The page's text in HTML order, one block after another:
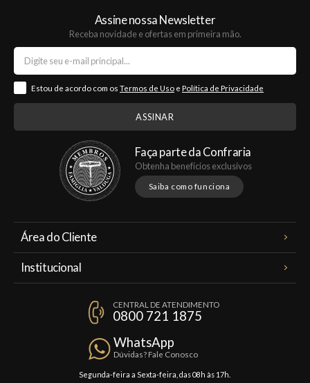
Assine nossa Newsletter
Receba novidade e ofertas em primeira mão.
Estou de acordo com os Termos de Uso e Política de Privacidade
Faça parte da Confraria
Obtenha benefícios exclusivos
Saiba como funciona
Área do Cliente
Institucional
Política de Privacidade
Trocas e Devoluções
Formas de Pagamento
CENTRAL DE ATENDIMENTO
0800 721 1875
WhatsApp
Dúvidas? Fale Conosco
Segunda-feira a Sexta-feira, das 08h às 17h.